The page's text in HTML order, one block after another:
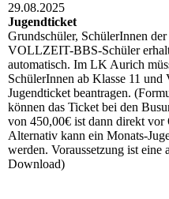
29.08.2025
Jugendticket
Grundschüler, SchülerInnen
VOLLZEIT-BBS-Schüler
automatisch. Im LK Aurich
SchülerInnen ab Klasse 11
Jugendticket beantragen.
können das Ticket bei den
von 450,00€ ist dann direkt vor
Alternativ kann ein Monats-
werden. Voraussetzung ist
Download)